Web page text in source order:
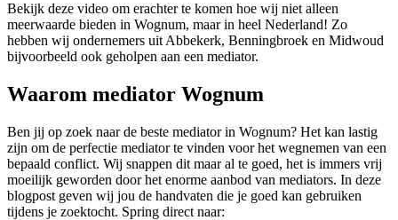
Bekijk deze video om erachter te komen hoe wij niet alleen
meerwaarde bieden in Wognum, maar in heel Nederland! Zo
hebben wij ondernemers uit Abbekerk, Benningbroek en Midwoud
bijvoorbeeld ook geholpen aan een mediator.
Waarom mediator Wognum
Ben jij op zoek naar de beste mediator in Wognum? Het kan lastig
zijn om de perfectie mediator te vinden voor het wegnemen van een
bepaald conflict. Wij snappen dit maar al te goed, het is immers vrij
moeilijk geworden door het enorme aanbod van mediators. In deze
blogpost geven wij jou de handvaten die je goed kan gebruiken
tijdens je zoektocht. Spring direct naar: